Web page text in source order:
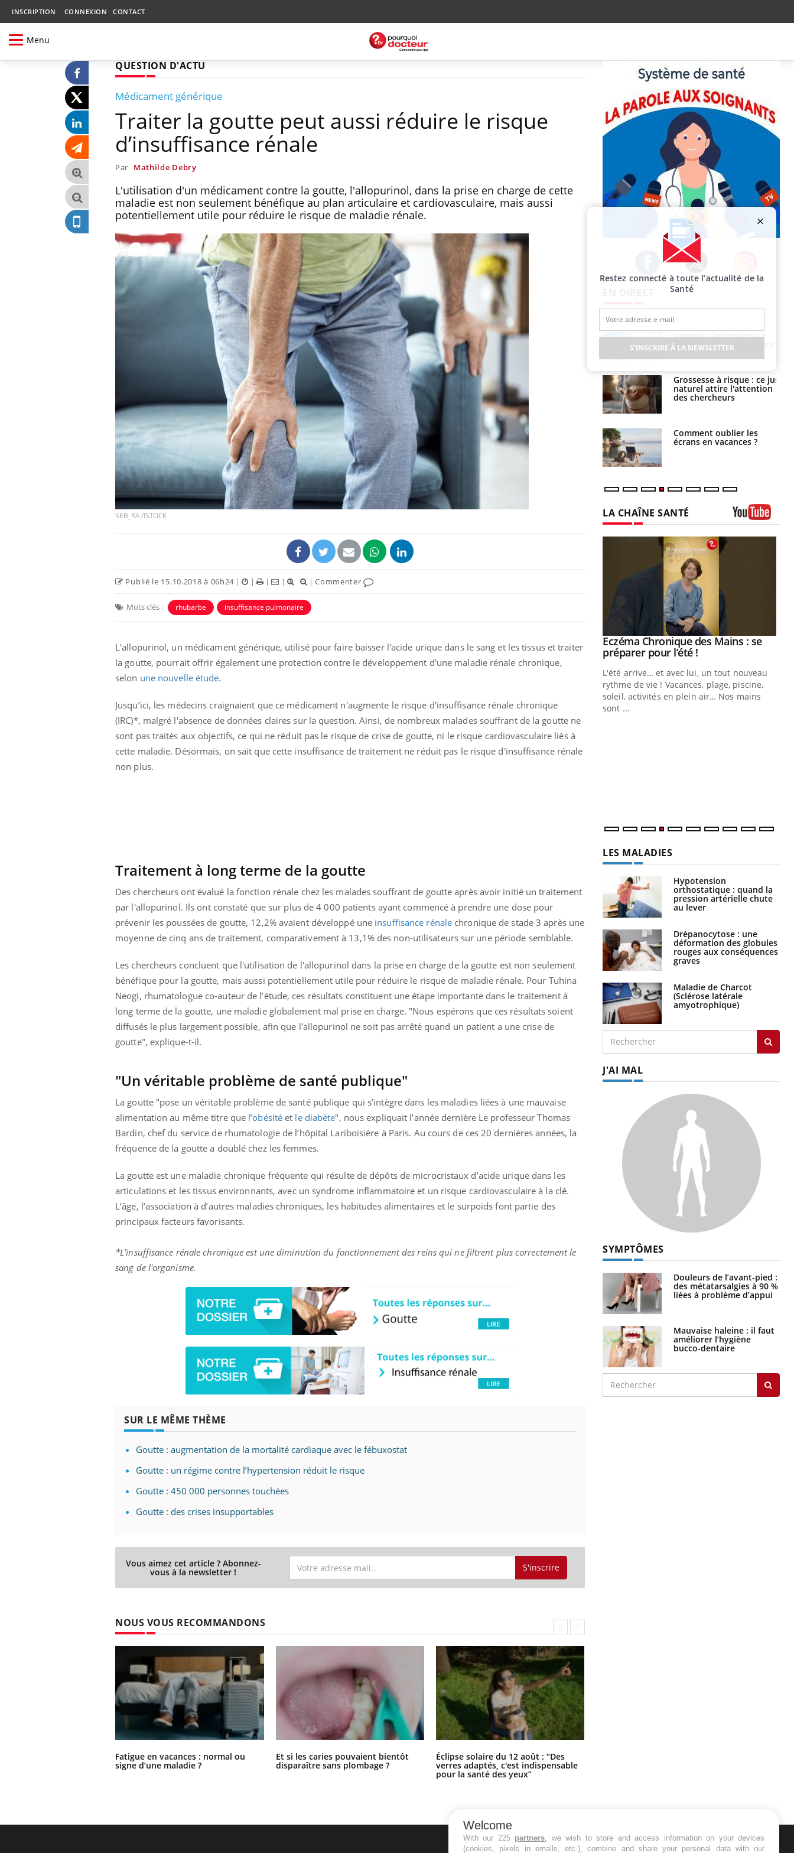
INSCRIPTION CONNEXION CONTACT
Menu
QUESTION D'ACTU
Médicament générique
Traiter la goutte peut aussi réduire le risque
d’insuffisance rénale
Par Mathilde Debry
L'utilisation d'un médicament contre la goutte, l'allopurinol, dans la prise en charge de cette
maladie est non seulement bénéfique au plan articulaire et cardiovasculaire, mais aussi
potentiellement utile pour réduire le risque de maladie rénale.
SEB_RA /ISTOCK
Publié le 15.10.2018 à 06h24 | | | | |Commenter
Mots clés : rhubarbe insuffisance pulmonaire
L'allopurinol, un médicament générique, utilisé pour faire baisser l'acide urique dans le sang et les tissus et traiter
la goutte, pourrait offrir également une protection contre le développement d'une maladie rénale chronique,
selon une nouvelle étude.
Jusqu’ici, les médecins craignaient que ce médicament n'augmente le risque d'insuffisance rénale chronique
(IRC)*, malgré l'absence de données claires sur la question. Ainsi, de nombreux malades souffrant de la goutte ne
sont pas traités aux objectifs, ce qui ne réduit pas le risque de crise de goutte, ni le risque cardiovasculaire liés à
cette maladie. Désormais, on sait que cette insuffisance de traitement ne réduit pas le risque d'insuffisance rénale
non plus.
Traitement à long terme de la goutte
Des chercheurs ont évalué la fonction rénale chez les malades souffrant de goutte après avoir initié un traitement
par l'allopurinol. Ils ont constaté que sur plus de 4 000 patients ayant commencé à prendre une dose pour
prévenir les poussées de goutte, 12,2% avaient développé une insuffisance rénale chronique de stade 3 après une
moyenne de cinq ans de traitement, comparativement à 13,1% des non-utilisateurs sur une période semblable.
Les chercheurs concluent que l'utilisation de l'allopurinol dans la prise en charge de la goutte est non seulement
bénéfique pour la goutte, mais aussi potentiellement utile pour réduire le risque de maladie rénale. Pour Tuhina
Neogi, rhumatologue co-auteur de l’étude, ces résultats constituent une étape importante dans le traitement à
long terme de la goutte, une maladie globalement mal prise en charge. "Nous espérons que ces résultats soient
diffusés le plus largement possible, afin que l'allopurinol ne soit pas arrêté quand un patient a une crise de
goutte", explique-t-il.
"Un véritable problème de santé publique"
La goutte "pose un véritable problème de santé publique qui s’intègre dans les maladies liées à une mauvaise
alimentation au même titre que l’obésité et le diabète", nous expliquait l’année dernière Le professeur Thomas
Bardin, chef du service de rhumatologie de l’hôpital Lariboisière à Paris. Au cours de ces 20 dernières années, la
fréquence de la goutte a doublé chez les femmes.
La goutte est une maladie chronique fréquente qui résulte de dépôts de microcristaux d’acide urique dans les
articulations et les tissus environnants, avec un syndrome inflammatoire et un risque cardiovasculaire à la clé.
L’âge, l’association à d’autres maladies chroniques, les habitudes alimentaires et le surpoids font partie des
principaux facteurs favorisants.
*L’insuffisance rénale chronique est une diminution du fonctionnement des reins qui ne filtrent plus correctement le
sang de l'organisme.
SUR LE MÊME THÈME
Goutte : augmentation de la mortalité cardiaque avec le fébuxostat
Goutte : un régime contre l’hypertension réduit le risque
Goutte : 450 000 personnes touchées
Goutte : des crises insupportables
Vous aimez cet article ? Abonnez-
vous à la newsletter ! S'inscrire
NOUS VOUS RECOMMANDONS
Fatigue en vacances : normal ou
signe d’une maladie ?
Et si les caries pouvaient bientôt
disparaître sans plombage ?
Éclipse solaire du 12 août : “Des
verres adaptés, c'est indispensable
pour la santé des yeux”
Facebook Twitter Instagram
Fatigue en vacances :
normal ou signe d’une
Et si les caries pouvaient
bientôt disparaître sans
plombage ?
Éclipse solaire du 12 août
: “Des verres adaptés,
c'est indispensable pour
la santé des yeux”
Les troubles du sommeil
modifient votre cerveau !
Mon enfant est-il trop
sensible ou simplement
très empathique ?
Bébés, jeunes enfants :
quelle trousse à
pharmacie pour les
vacances ?
Syndrome métabolique :
quels sont les meilleurs
Comment éviter une otite
pendant les vacances ?
Hantavirus : un cas
détecté chez un touriste
en France
rapport s’interroge sur
son taux élevé en France
Grossesse à risque : ce jus
naturel attire l'attention
des chercheurs
Comment oublier les
écrans en vacances ?
LA CHAÎNE SANTÉ
Eczéma Chronique des Mains :
expliquer ma maladieYoutube
Il y a des sujets qui sont faciles à aborder...
d'autres non ! D'un côté, poser des
Carence en fer : comprendre pour
prévenirYoutube
...
Youtube
Insuline & Charge mentale : et si on
osait en parler??Youtube
Youtube
Eczéma Chronique des Mains : se
préparer pour l’été !Youtube
L'été arrive… et avec lui, un tout nouveau
rythme de vie ! Vacances, plage, piscine,
soleil, activités en plein air… Nos mains
sont ...
LES MALADIES
Hypotension
orthostatique : quand la
pression artérielle chute
au lever
Drépanocytose : une
déformation des globules
rouges aux conséquences
graves
Maladie de Charcot
(Sclérose latérale
amyotrophique)
J'AI MAL
SYMPTÔMES
Douleurs de l’avant-pied :
des métatarsalgies à 90 %
liées à problème d’appui
Mauvaise haleine : il faut
améliorer l’hygiène
bucco-dentaire
Restez connecté à toute l’actualité de la
Santé
S'INSCRIRE À LA NEWSLETTER
Welcome
With our 225 partners, we wish to store and access information on your devices
(cookies, pixels in emails, etc.), combine and share your personal data with our